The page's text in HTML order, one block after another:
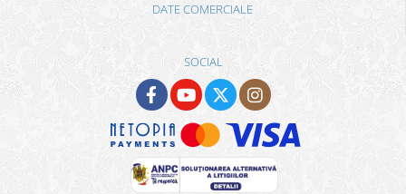
DATE COMERCIALE
SOCIAL